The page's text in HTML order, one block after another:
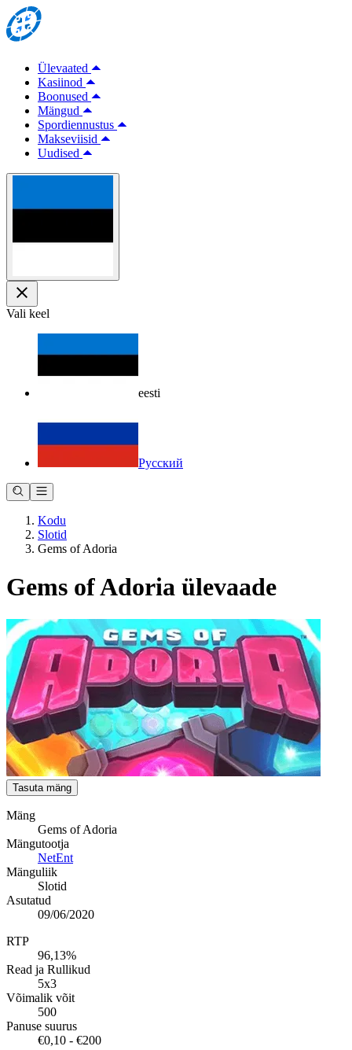
Ülevaated
Kasiinod
Boonused
Mängud
Spordiennustus
Makseviisid
Uudised
Vali keel
eesti
Русский
Kodu
Slotid
Gems of Adoria
Gems of Adoria ülevaade
Tasuta mäng
Mäng
Gems of Adoria
Mängutootja
NetEnt
Mänguliik
Slotid
Asutatud
09/06/2020
RTP
96,13%
Read ja Rullikud
5x3
Võimalik võit
500
Panuse suurus
€0,10 - €200